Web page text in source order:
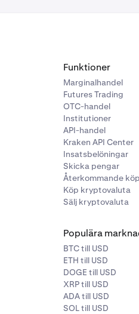
på ditt konto blir du
för att bekräfta
i Kraken-gränssnittet.Vilket
Funktioner
Marginalhandel
Futures Trading
OTC-handel
Institutioner
API-handel
Kraken API Center
Insatsbelöningar
Skicka pengar
Återkommande köp
Köp kryptovaluta
Sälj kryptovaluta
Populära
BTC till USD
ETH till USD
DOGE till USD
XRP till USD
ADA till USD
SOL till USD